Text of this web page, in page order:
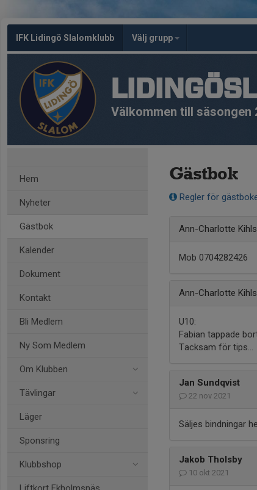
IFK Lidingö Slalomklubb Välj grupp
Välkommen till säsongen
Hem
Nyheter
Gästbok
Kalender
Dokument
Kontakt
Bli Medlem
Ny Som Medlem
Om Klubben
Tävlingar
Läger
Sponsring
Klubbshop
Gästbok
Regler för
Ann-Charlotte
Mob 0704282426
Ann-Charlotte
U10:
Fabian tappade
Tacksam för tips…
Jan Sundqvist
22 nov 2021
Säljes bindningar
Jakob Tholsby
10 okt 2021